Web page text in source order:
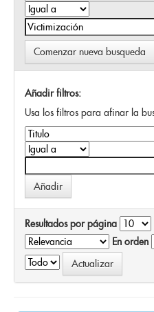
Comenzar nueva busqueda
Añadir filtros:
Usa los filtros para afinar la
Resultados por página
En orden